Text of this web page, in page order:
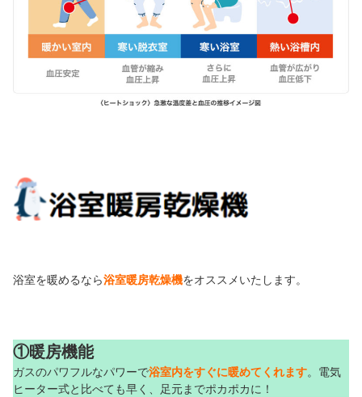
浴室を暖めるなら浴室暖房乾燥機をオススメいたします。
①暖房機能
ガスのパワフルなパワーで浴室内をすぐに暖めてくれます。電気
ヒーター式と比べても早く、足元までポカポカに！